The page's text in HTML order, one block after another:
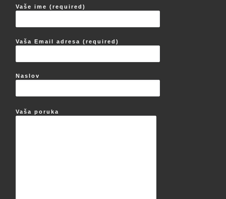
Vaše ime (required)
Vaša Email adresa (required)
Naslov
Vaša poruka